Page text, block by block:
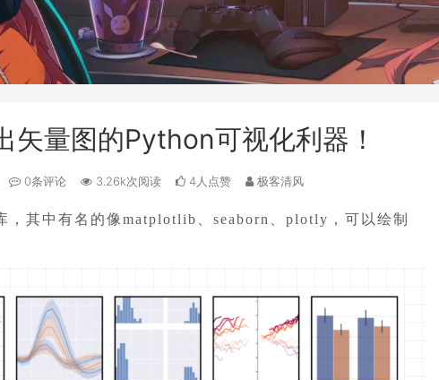
矢量图的Python可视化利器！
0条评论 3.26k次阅读 4人点赞 极客清风
，其中有名的像matplotlib、seaborn、plotly，可以绘制